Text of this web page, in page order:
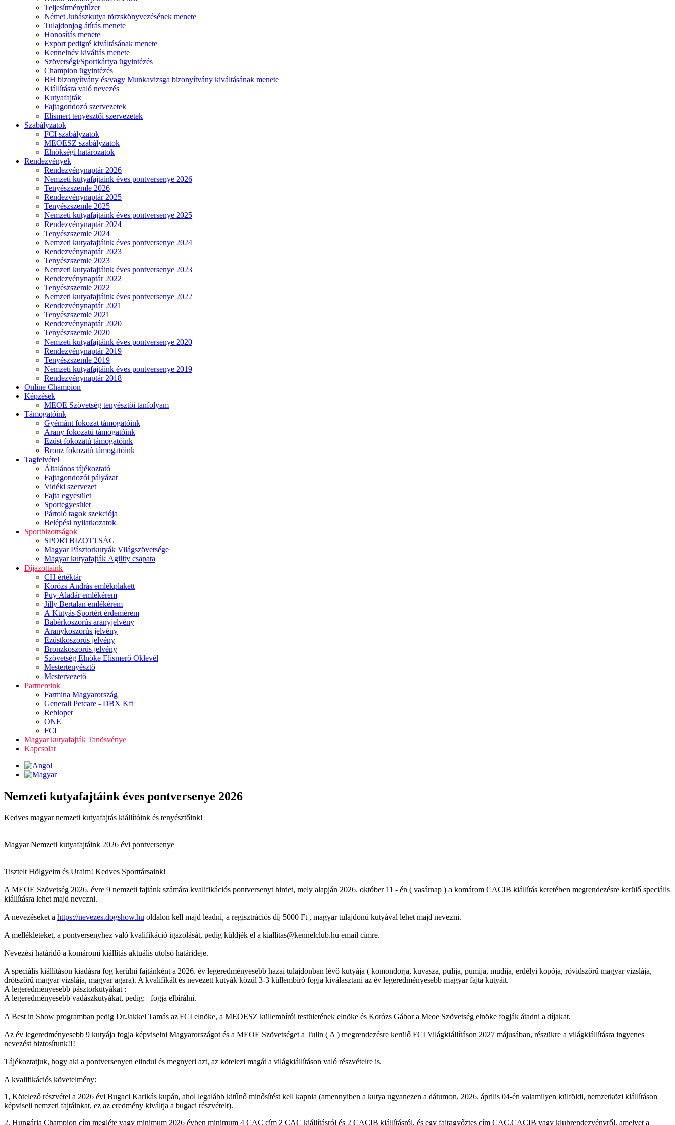
Teljesítményfűzet
Német Juhászkutya törzskönyvezésének menete
Tulajdonjog átírás menete
Honosítás menete
Export pedigré kiváltásának menete
Kennelnév kiváltás menete
Szövetségi/Sportkártya ügyintézés
Champion ügyintézés
BH bizonyítvány és/vagy Munkavizsga bizonyítvány kiváltásának menete
Kiállításra való nevezés
Kutyafajták
Fajtagondozó szervezetek
Elismert tenyésztői szervezetek
Szabályzatok
FCI szabályzatok
MEOESZ szabályzatok
Elnökségi határozatok
Rendezvények
Rendezvénynaptár 2026
Nemzeti kutyafajtaink éves pontversenye 2026
Tenyészszemle 2026
Rendezvénynaptár 2025
Tenyészszemle 2025
Nemzeti kutyafajtaink éves pontversenye 2025
Rendezvénynaptár 2024
Tenyészszemle 2024
Nemzeti kutyafajtáink éves pontversenye 2024
Rendezvénynaptár 2023
Tenyészszemle 2023
Nemzeti kutyafajtáink éves pontversenye 2023
Rendezvénynaptár 2022
Tenyészszemle 2022
Nemzeti kutyafajtáink éves pontversenye 2022
Rendezvénynaptár 2021
Tenyészszemle 2021
Rendezvénynaptár 2020
Tenyészszemle 2020
Nemzeti kutyafajtáink éves pontversenye 2020
Rendezvénynaptár 2019
Tenyészszemle 2019
Nemzeti kutyafajtáink éves pontversenye 2019
Rendezvénynaptár 2018
Online Champion
Képzések
MEOE Szövetség tenyésztői tanfolyam
Támogatóink
Gyémánt fokozat támogatóink
Arany fokozatú támogatóink
Ezüst fokozatú támogatóink
Bronz fokozatú támogatóink
Tagfelvétel
Általános tájékoztató
Fajtagondozói pályázat
Vidéki szervezet
Fajta egyesület
Sportegyesület
Pártoló tagok szekciója
Belépési nyilatkozatok
Sportbizottságok
SPORTBIZOTTSÁG
Magyar Pásztorkutyák Világszövetsége
Magyar kutyafajták Agility csapata
Díjazottaink
CH értéktár
Korózs András emlékplakett
Puy Aladár emlékérem
Jilly Bertalan emlékérem
A Kutyás Sportért érdemérem
Babérkoszorús aranyjelvény
Aranykoszorús jelvény
Ezüstkoszorús jelvény
Bronzkoszorús jelvény
Szövetség Elnöke Elismerő Oklevél
Mestertenyésztő
Mestervezető
Partnereink
Farmina Magyarország
Generali Petcare - DBX Kft
Rebiopet
ONE
FCI
Magyar kutyafajták Tanösvénye
Kapcsolat
Nemzeti kutyafajtáink éves pontversenye 2026
Kedves magyar nemzeti kutyafajtás kiállítóink és tenyésztőink!
Magyar Nemzeti kutyafajtáink 2026 évi pontversenye
Tisztelt Hölgyeim és Uraim! Kedves Sporttársaink!
A MEOE Szövetség 2026. évre 9 nemzeti fajtánk számára kvalifikációs pontversenyt hirdet, mely alapján 2026. október 11 - én ( vasárnap ) a komárom CACIB kiállítás keretében megrendezésre kerülő speciális
kiállításra lehet majd nevezni.
A nevezéseket a https://nevezes.dogshow.hu oldalon kell majd leadni, a regisztrációs díj 5000 Ft , magyar tulajdonú kutyával lehet majd nevezni.
A mellékleteket, a pontversenyhez való kvalifikáció igazolását, pedig küldjék el a kiallitas@kennelclub.hu email címre.
Nevezési határidő a komáromi kiállítás aktuális utolsó határideje.
A speciális kiállításon kiadásra fog kerülni fajtánként a 2026. év legeredményesebb hazai tulajdonban lévő kutyája ( komondorja, kuvasza, pulija, pumija, mudija, erdélyi kopója, rövidszőrű magyar vizslája,
drótszőrű magyar vizslája, magyar agara). A kvalifikált és nevezett kutyák közül 3-3 küllembíró fogja kiválasztani az év legeredményesebb magyar fajta kutyáit.
A legeredményesebb pásztorkutyákat :
A legeredményesebb vadászkutyákat, pedig: fogja elbírálni.
A Best in Show programban pedig Dr.Jakkel Tamás az FCI elnöke, a MEOESZ küllembírói testületének elnöke és Korózs Gábor a Meoe Szövetség elnöke fogják átadni a díjakat.
Az év legeredményesebb 9 kutyája fogja képviselni Magyarországot és a MEOE Szövetséget a Tulln ( A ) megrendezésre kerülő FCI Világkiállításon 2027 májusában, részükre a világkiállításra ingyenes
nevezést biztosítunk!!!
Tájékoztatjuk, hogy aki a pontversenyen elindul és megnyeri azt, az kötelezi magát a világkiállításon való részvételre is.
A kvalifikációs követelmény:
1, Kötelező részvétel a 2026 évi Bugaci Karikás kupán, ahol legalább kitűnő minősítést kell kapnia (amennyiben a kutya ugyanezen a dátumon, 2026. április 04-én valamilyen külföldi, nemzetközi kiállításon
képviseli nemzeti fajtáinkat, ez az eredmény kiváltja a bugaci részvételt).
2, Hungária Champion cím megléte vagy minimum 2026 évben minimum 4 CAC cím 2 CAC kiállításról és 2 CACIB kiállításról, és egy fajtagyőztes cím CAC,CACIB vagy klubrendezvényről, amelyet a